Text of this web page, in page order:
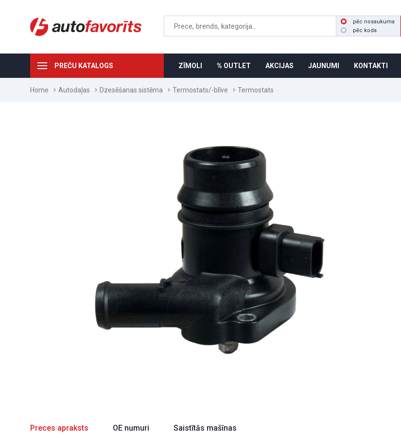
pēc nosaukuma
pēc koda
PREČU KATALOGS ZĪMOLI % OUTLET AKCIJAS JAUNUMI KONTAKTI
Home Autodaļas Dzesēšanas sistēma Termostats/-blīve Termostats
Preces apraksts OE numuri Saistītās mašīnas